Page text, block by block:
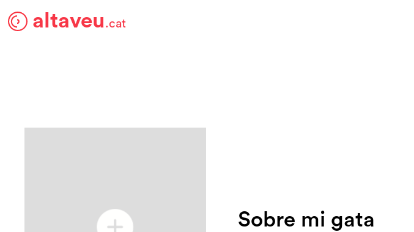
altaveu.cat
Sobre mi gata